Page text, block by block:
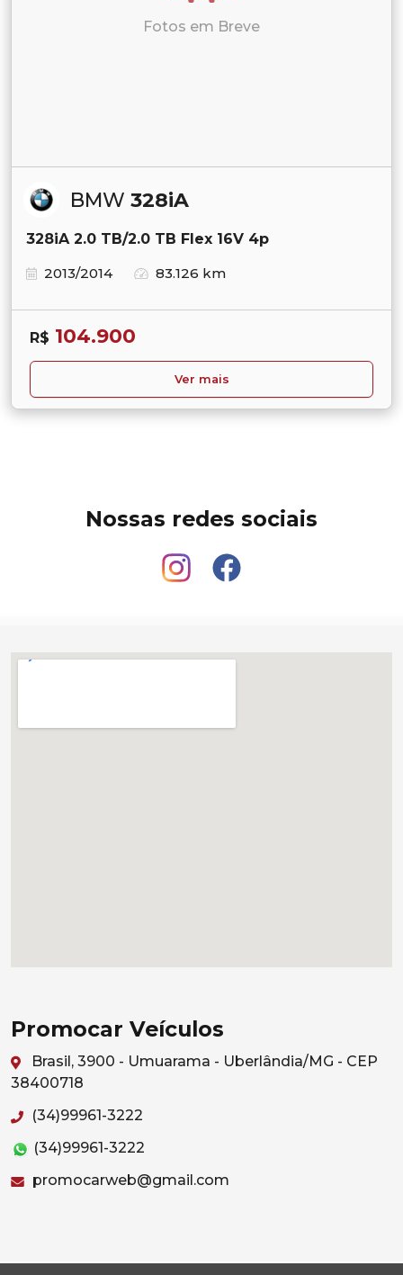
Fotos em Breve
BMW 328iA
328iA 2.0 TB/2.0 TB Flex 16V 4p
2013/2014
83.126 km
R$ 104.900
Ver mais
Nossas redes sociais
Promocar Veículos
Brasil, 3900 - Umuarama - Uberlândia/MG - CEP
38400718
(34)99961-3222
(34)99961-3222
promocarweb@gmail.com